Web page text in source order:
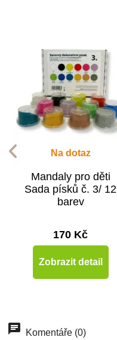
Na dotaz
Mandaly pro děti
Sada písků č. 3/ 12
barev
170 Kč
Zobrazit detail
Komentáře (0)